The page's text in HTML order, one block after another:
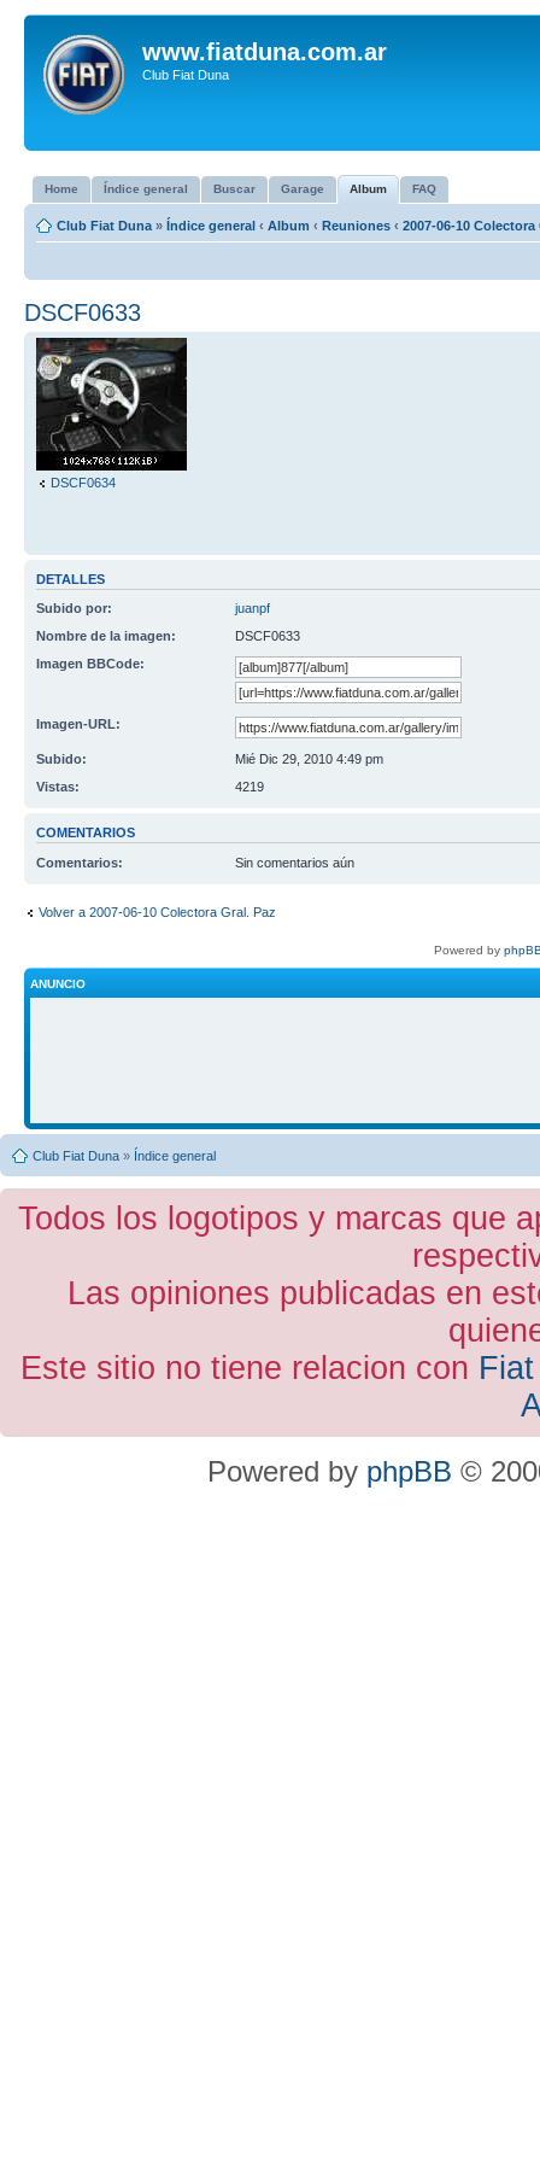
www.fiatduna.com.ar
Club Fiat Duna
Home Índice general Buscar Garage Album FAQ
Club Fiat Duna » Índice general ‹ Album ‹ Reuniones ‹ 2007-06-10 Colectora
DSCF0633
DSCF0634
DETALLES
Subido por:
juanpf
Nombre de la imagen:
DSCF0633
Imagen BBCode:
Imagen-URL:
Subido:
Mié Dic 29, 2010 4:49 pm
Vistas:
4219
COMENTARIOS
Comentarios: Sin comentarios aún
Volver a 2007-06-10 Colectora Gral. Paz
Powered by
ANUNCIO
Club Fiat Duna » Índice general
Todos los logotipos y marcas que
Las opiniones publicadas en
Este sitio no tiene relacion con
Powered by phpBB ©